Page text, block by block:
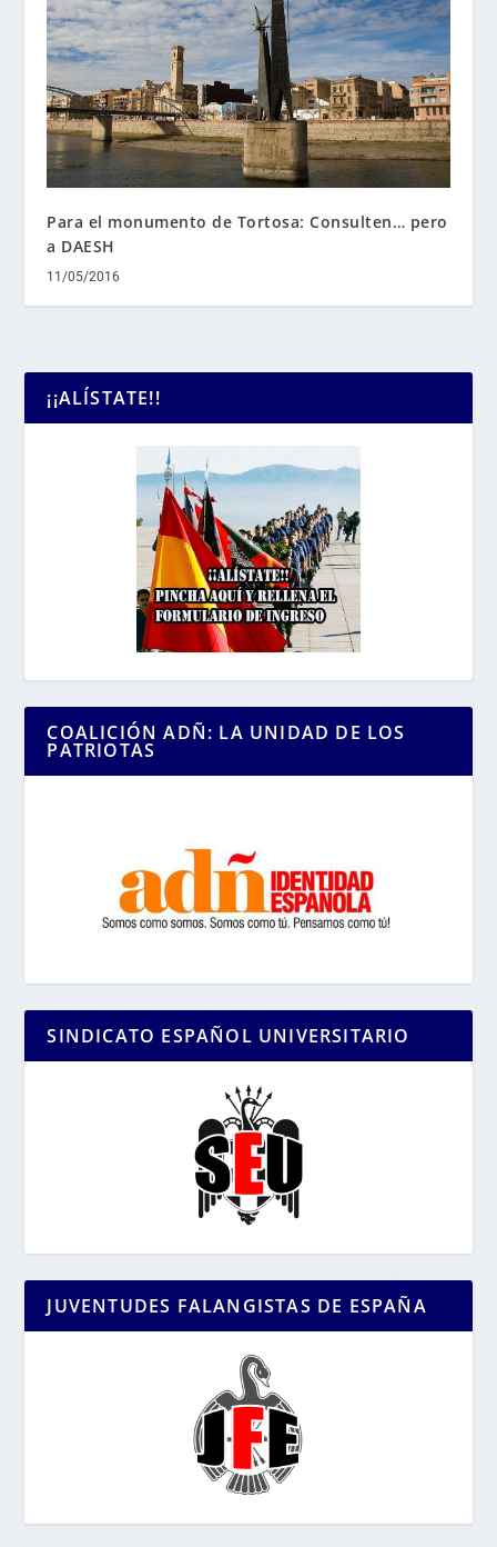
Para el monumento de Tortosa: Consulten… pero
a DAESH
11/05/2016
¡¡ALÍSTATE!!
COALICIÓN ADÑ: LA UNIDAD DE LOS
PATRIOTAS
SINDICATO ESPAÑOL UNIVERSITARIO
JUVENTUDES FALANGISTAS DE ESPAÑA